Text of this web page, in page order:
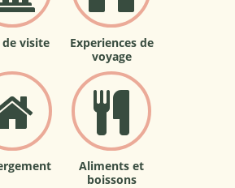
de visite
Experiences de
voyage
Aliments et
boissons